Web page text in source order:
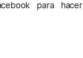
para hacer